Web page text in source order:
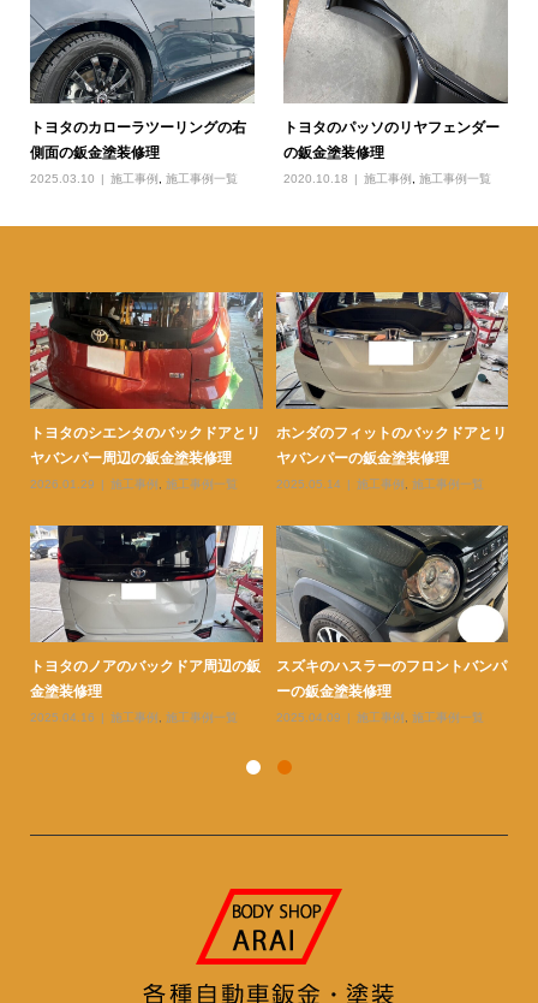
トヨタのカローラツーリングの右
側面の鈑金塗装修理
2025.03.10 施工事例 施工事例一覧
トヨタのパッソのリヤフェンダー
の鈑金塗装修理
2020.10.18 施工事例 ,施工事例一覧
トヨタのレクサスのフロントフェン
ダーの鈑金塗装修理
2026.03.19 施工事例 施工事例一覧
トヨタのヴォクシーの右リヤフェン
ダーの鈑金塗装修理
2026.03.13 施工事例 施工事例一覧
トヨタのシエンタの右リヤクォータ
ーとリヤドアと足周りの鈑金塗...
2026.02.26 施工事例 , 施工事例一覧
トヨタのアクアの右フロントフェン
ダーとバンパーとボンネットの...
2026.02.26 施工事例 , 施工事例一覧